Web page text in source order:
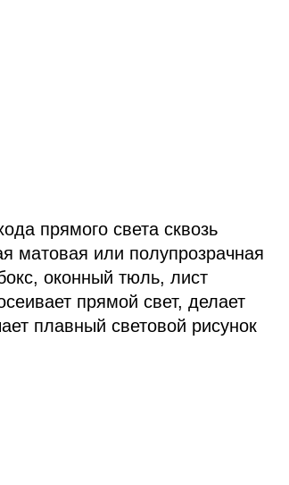
прямого света сквозь
матовая или полупрозрачная
оконный тюль, лист
прямой свет, делает
плавный световой рисунок